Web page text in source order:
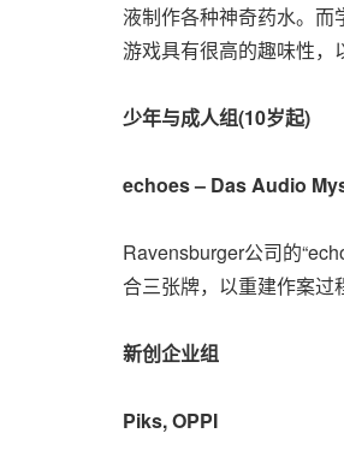
液制作各种神奇药水。
游戏具有很高的趣味性，
少年与成人组(10岁起)
echoes– Das Audio
Ravensburger公司的
合三张牌，以重建作案过
新创企业组
Piks, OPPI